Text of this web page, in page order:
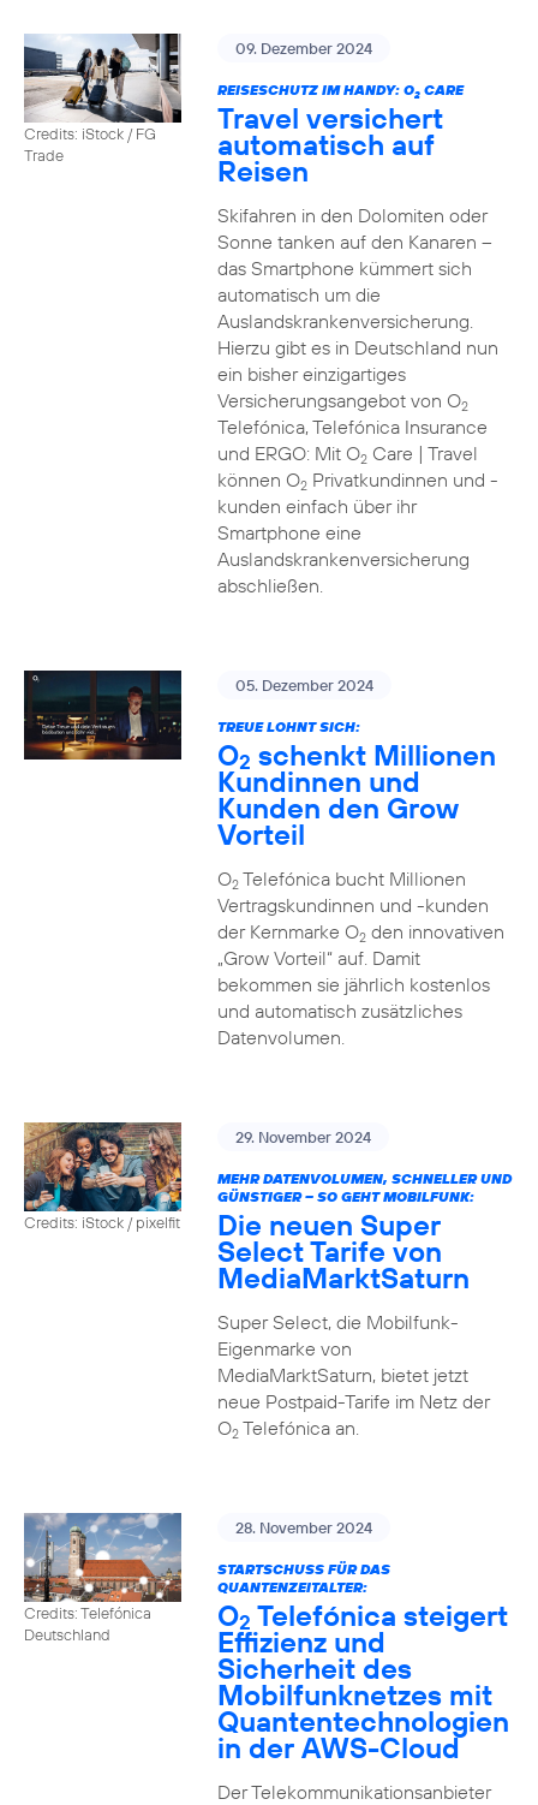
Credits: iStock / FG
Trade
09. Dezember 2024
REISESCHUTZ IM HANDY: O2CARE
Travel versichert
automatisch auf
Reisen
Skifahren in den Dolomiten oder
Sonne tanken auf den Kanaren –
das Smartphone kümmert sich
automatisch um die
Auslandskrankenversicherung.
Hierzu gibt es in Deutschland nun
ein bisher einzigartiges
Versicherungsangebot von O2
Telefónica, Telefónica Insurance
und ERGO: Mit O2Care | Travel
können O2Privatkundinnen und -
kunden einfach über ihr
Smartphone eine
Auslandskrankenversicherung
abschließen.
05. Dezember 2024
TREUE LOHNT SICH:
O2 schenkt Millionen
Kundinnen und
Kunden den Grow
Vorteil
O2Telefónica bucht Millionen
Vertragskundinnen und -kunden
der Kernmarke O2den innovativen
„Grow Vorteil“ auf. Damit
bekommen sie jährlich kostenlos
und automatisch zusätzliches
Datenvolumen.
Credits: iStock / pixelfit
29. November 2024
MEHR DATENVOLUMEN, SCHNELLER UND
GÜNSTIGER – SO GEHT MOBILFUNK:
Die neuen Super
Select Tarife von
MediaMarktSaturn
Super Select, die Mobilfunk-
Eigenmarke von
MediaMarktSaturn, bietet jetzt
neue Postpaid-Tarife im Netz der
O2Telefónica an.
Credits: Telefónica
Deutschland
28. November 2024
STARTSCHUSS FÜR DAS
QUANTENZEITALTER:
O2 Telefónica steigert
Effizienz und
Sicherheit des
Mobilfunknetzes mit
Quantentechnologien
in der AWS-Cloud
Der Telekommunikationsanbieter